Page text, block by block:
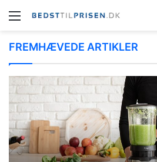
Menu
FREMHÆVEDE ARTIKLER